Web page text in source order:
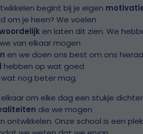
begint bij je eigen
om je heen? We voelen
en laten dit zien. We
van elkaar mogen
en we doen ons best om ons
hebben op wat goed
nog beter mag.
elkaar om elke dag een stukje
die we mogen
ontwikkelen. Onze school is een